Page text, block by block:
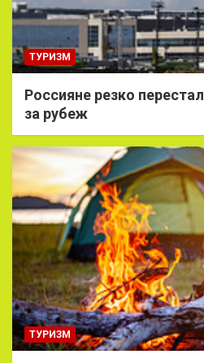
ТУРИЗМ
Россияне резко
за рубеж
ТУРИЗМ